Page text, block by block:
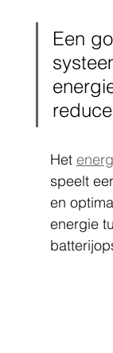
Een
Het
speelt
en
energie